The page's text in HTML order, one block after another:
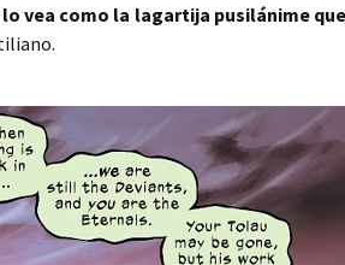
vea como la lagartija pusilánime que